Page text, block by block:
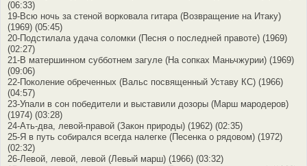
(06:33)
19-Всю ночь за стеной ворковала гитара (Возвращение на Итаку)
(1969) (05:45)
20-Подстилала удача соломки (Песня о последней правоте) (1969)
(02:27)
21-В матершинном субботнем загуле (На сопках Маньчжурии) (1969)
(09:06)
22-Поколение обреченных (Вальс посвященный Уставу КС) (1966)
(04:57)
23-Упали в сон победители и выставили дозоры (Марш мародеров)
(1974) (03:28)
24-Ать-два, левой-правой (Закон природы) (1962) (02:35)
25-Я в путь собирался всегда налегке (Песенка о рядовом) (1972)
(02:32)
26-Левой, левой, левой (Левый марш) (1966) (03:32)